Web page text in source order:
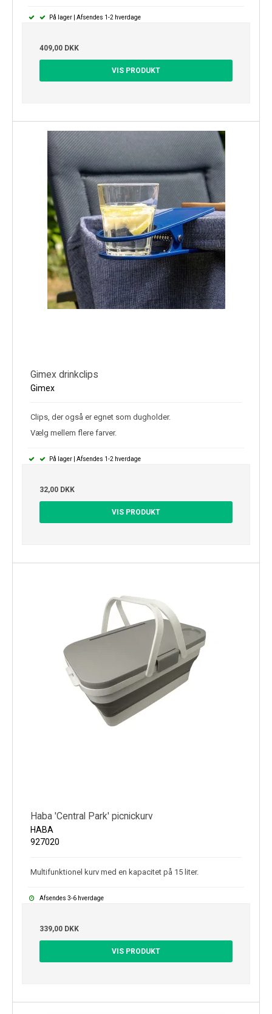
På lager | Afsendes 1-2 hverdage
409,00 DKK
VIS PRODUKT
Gimex drinkclips
Gimex
Clips, der også er egnet som dugholder.
Vælg mellem flere farver.
På lager | Afsendes 1-2 hverdage
32,00 DKK
VIS PRODUKT
Haba 'Central Park' picnickurv
HABA
927020
Multifunktionel kurv med en kapacitet på 15 liter.
Afsendes 3-6 hverdage
339,00 DKK
VIS PRODUKT